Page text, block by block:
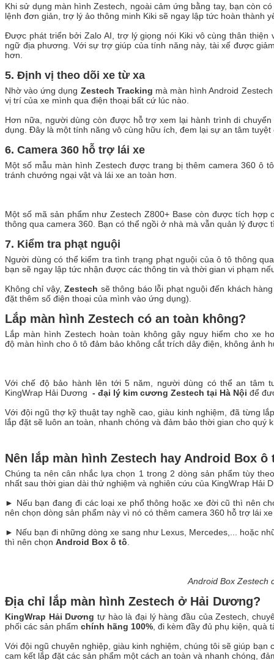
Khi sử dụng màn hình Zestech, ngoài cảm ứng bằng tay, bạn còn
lệnh đơn giản, trợ lý ảo thông minh Kiki sẽ ngay lập tức hoàn thành
Được phát triển bởi Zalo AI, trợ lý giọng nói Kiki vô cùng thân
ngữ địa phương. Với sự trợ giúp của tính năng này, tài xế được
hơn.
5. Định vị theo dõi xe từ xa
Nhờ vào ứng dụng Zestech Tracking mà màn hình Android
vị trí của xe mình qua điện thoại bất cứ lúc nào.
Hơn nữa, người dùng còn được hỗ trợ xem lại hành trình di
dụng. Đây là một tính năng vô cùng hữu ích, đem lại sự an tâm
6. Camera 360 hỗ trợ lái xe
Một số mẫu màn hình Zestech được trang bị thêm camera 360 ô
tránh chướng ngại vật và lái xe an toàn hơn.
Một số mã sản phẩm như Zestech Z800+ Base còn được tích
thông qua camera 360. Bạn có thể ngồi ở nhà mà vẫn quản lý được
7. Kiểm tra phạt nguội
Người dùng có thể kiểm tra tình trạng phạt nguội của ô tô thông
bạn sẽ ngay lập tức nhận được các thông tin và thời gian vi phạm
Không chỉ vậy,Zestech sẽ thông báo lỗi phạt nguội đến khách
đặt thêm số điện thoại của mình vào ứng dụng).
Lắp màn hình Zestech có an toàn không?
Lắp màn hình Zestech hoàn toàn không gây nguy hiểm cho xe
độ màn hình cho ô tô đảm bảo không cắt trích dây điện, không ảnh
Với chế độ bảo hành lên tới 5 năm, người dùng có thể an tâm
KingWrap Hải Dương - đại lý kim cương Zestech tại Hà Nội để
Với đội ngũ thợ kỹ thuật tay nghề cao, giàu kinh nghiệm, đã từng
lắp đặt sẽ luôn an toàn, nhanh chóng và đảm bảo thời gian cho quý
Nên lắp màn hình Zestech hay Android Box
Chúng ta nên cân nhắc lựa chọn 1 trong 2 dòng sản phẩm tùy
nhất sau thời gian dài thử nghiệm và nghiên cứu của KingWrap Hải
► Nếu bạn đang đi các loại xe phổ thông hoặc xe đời cũ thì nên
nên chọn dòng sản phẩm này vì nó có thêm camera 360 hỗ trợ lái
► Nếu bạn đi những dòng xe sang như Lexus, Mercedes,... hoặc
thì nên chọn Android Box ô tô
Android Box Zestech
Địa chỉ lắp màn hình Zestech ở Hải Dương?
KingWrap Hải Dương tự hào là đại lý hàng đầu của Zestech,
phối các sản phẩm chính hãng 100% , đi kèm đầy đủ phụ kiện,
Với đội ngũ chuyên nghiệp, giàu kinh nghiệm, chúng tôi sẽ giúp
cam kết lắp đặt các sản phẩm một cách an toàn và nhanh chóng,